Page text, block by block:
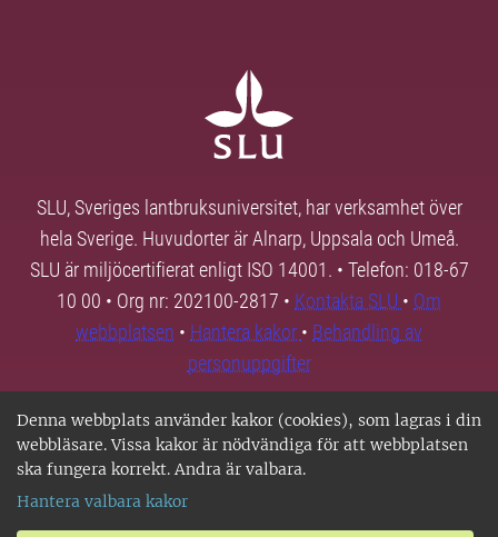
Denna webbplats använder kakor (cookies), som lagras i din
webbläsare. Vissa kakor är nödvändiga för att webbplatsen
ska fungera korrekt. Andra är valbara.
Hantera valbara kakor
SLU, Sveriges lantbruksuniversitet, har verksamhet över
hela Sverige. Huvudorter är Alnarp, Uppsala och Umeå.
SLU är miljöcertifierat enligt ISO 14001. • Telefon: 018-67
10 00 • Org nr: 202100-2817 • Kontakta SLU • Om
webbplatsen • Hantera kakor • Behandling av
personuppgifter